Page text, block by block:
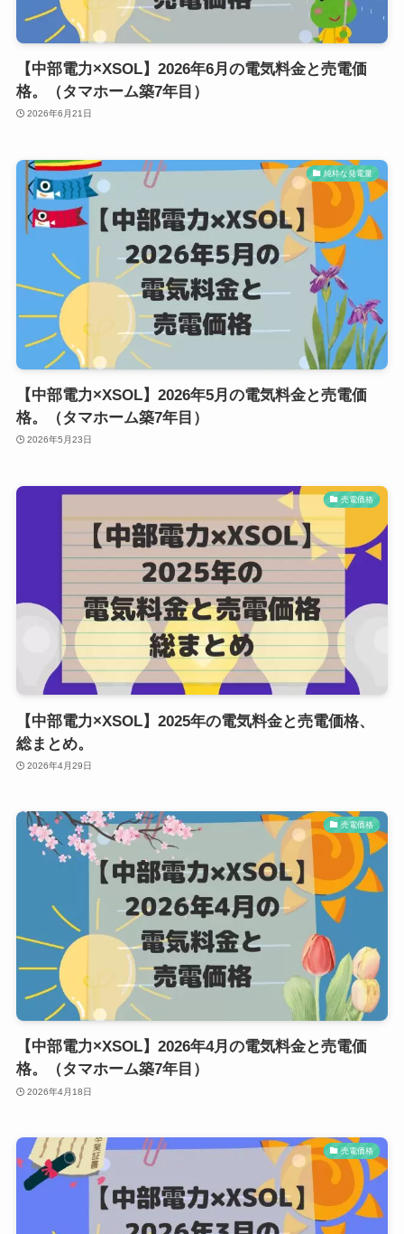
【中部電力×XSOL】2026年6月の電気料金と売電価
格。（タマホーム築7年目）
2026年6月21日
純粋な発電量
【中部電力×XSOL】2026年5月の電気料金と売電価
格。（タマホーム築7年目）
2026年5月23日
売電価格
【中部電力×XSOL】2025年の電気料金と売電価格、
総まとめ。
2026年4月29日
売電価格
【中部電力×XSOL】2026年4月の電気料金と売電価
格。（タマホーム築7年目）
2026年4月18日
売電価格